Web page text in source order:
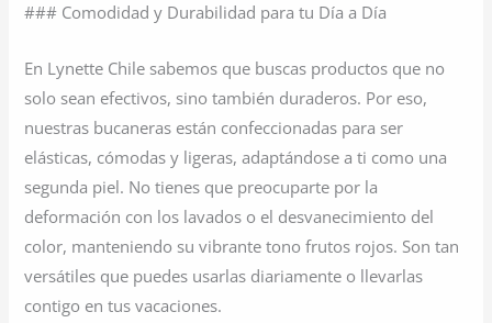
### Comodidad y Durabilidad para tu Día a Día
En Lynette Chile sabemos que buscas productos que no
solo sean efectivos, sino también duraderos. Por eso,
nuestras bucaneras están confeccionadas para ser
elásticas, cómodas y ligeras, adaptándose a ti como una
segunda piel. No tienes que preocuparte por la
deformación con los lavados o el desvanecimiento del
color, manteniendo su vibrante tono frutos rojos. Son tan
versátiles que puedes usarlas diariamente o llevarlas
contigo en tus vacaciones.